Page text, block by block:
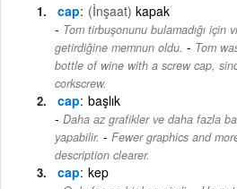
cap (İnşaat) kapak
Tom tirbuşonunu bulamadığı için
getirdiğine memnun oldu. - Tom
bottle of wine with a screw cap,
corkscrew.
cap başlık
Daha az grafikler ve daha fazla
yapabilir. - Fewer graphics and
description clearer.
cap kep